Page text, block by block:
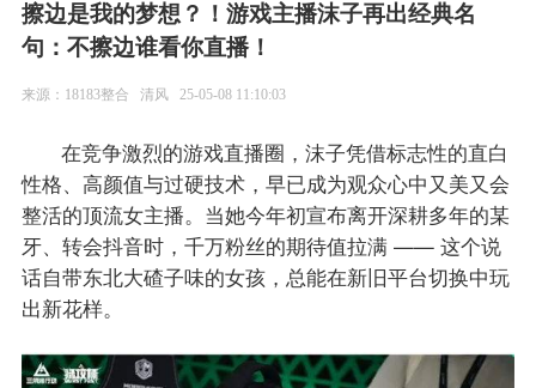
擦边是我的梦想？！游戏主播沫子再出经典名
句：不擦边谁看你直播！
来源：18183整合 清风 25-05-08 11:10:03
在竞争激烈的游戏直播圈，沫子凭借标志性的直白
性格、高颜值与过硬技术，早已成为观众心中又美又会
整活的顶流女主播。当她今年初宣布离开深耕多年的某
牙、转会抖音时，千万粉丝的期待值拉满 —— 这个说
话自带东北大碴子味的女孩，总能在新旧平台切换中玩
出新花样。​